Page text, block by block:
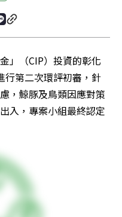
」（CIP）投資的彰化
行第二次環評初審，針
，鯨豚及鳥類因應對策
入，專案小組最終認定